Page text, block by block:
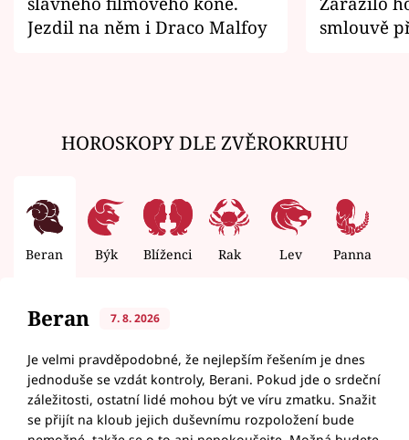
Jezdil na něm i Draco Malfoy
smlouvě
HOROSKOPY DLE ZVĚROKRUHU
Beran Býk Blíženci Rak Lev Panna
Beran 7. 8. 2026
Je velmi pravděpodobné, že nejlepším řešením je dnes
jednoduše se vzdát kontroly, Berani. Pokud jde o srdeční
záležitosti, ostatní lidé mohou být ve víru zmatku. Snažit
se přijít na kloub jejich duševnímu rozpoložení bude